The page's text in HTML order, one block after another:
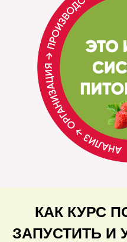
КАК КУРС
ЗАПУСТИТЬ И